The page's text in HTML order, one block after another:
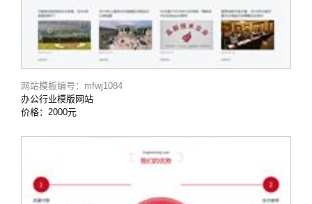
网站模板编号：mfwj1084
办公行业模版网站
价格：2000元